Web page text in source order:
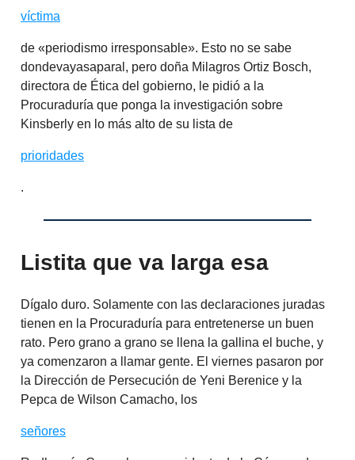
víctima
de «periodismo irresponsable». Esto no se sabe
dondevayasaparal, pero doña Milagros Ortiz Bosch,
directora de Ética del gobierno, le pidió a la
Procuraduría que ponga la investigación sobre
Kinsberly en lo más alto de su lista de
prioridades
.
Listita que va larga esa
Dígalo duro. Solamente con las declaraciones juradas
tienen en la Procuraduría para entretenerse un buen
rato. Pero grano a grano se llena la gallina el buche, y
ya comenzaron a llamar gente. El viernes pasaron por
la Dirección de Persecución de Yeni Berenice y la
Pepca de Wilson Camacho, los
señores